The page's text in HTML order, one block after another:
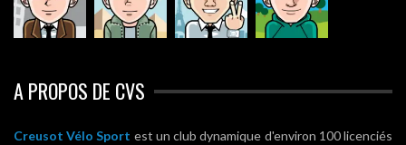
A PROPOS DE CVS
Creusot Vélo Sport est un club dynamique d'environ 100 licenciés